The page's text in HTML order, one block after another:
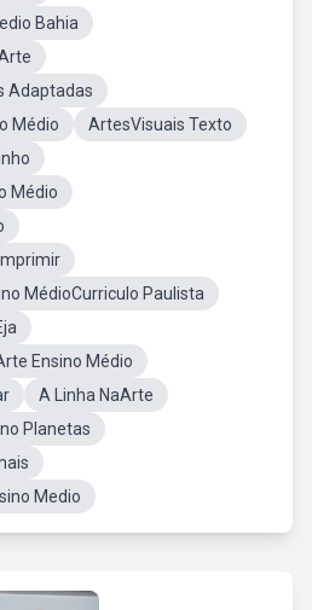
Bahia
Adaptadas
Médio
ArtesVisuais Texto
Médio
MédioCurriculo Paulista
Ensino Médio
A Linha NaArte
Planetas
Medio